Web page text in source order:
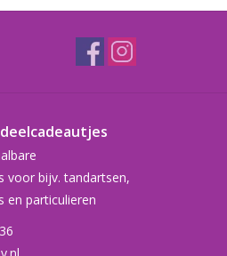
voor bijv. tandartsen,
en particulieren